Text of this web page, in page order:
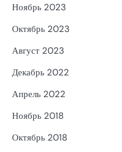
Ноябрь 2023
Октябрь 2023
Август 2023
Декабрь 2022
Апрель 2022
Ноябрь 2018
Октябрь 2018